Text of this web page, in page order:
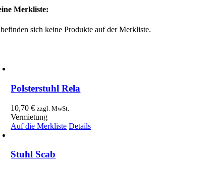
Merkliste:
sich keine Produkte auf der Merkliste.
Polsterstuhl Rela
10,70€ zzgl. MwSt.
Vermietung
Auf die Merkliste Details
Stuhl Scab